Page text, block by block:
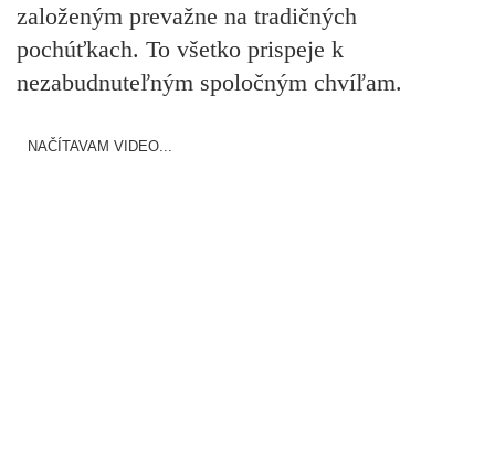
založeným prevažne na tradičných
pochúťkach. To všetko prispeje k
nezabudnuteľným spoločným chvíľam.
NAČÍTAVAM VIDEO...